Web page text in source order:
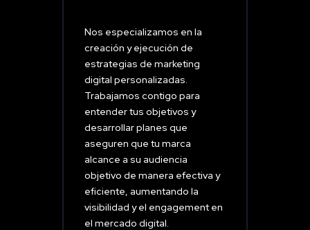
Nos especializamos en la
creación y ejecución de
estrategias de marketing
digital personalizadas.
Trabajamos contigo para
entender tus objetivos y
desarrollar planes que
aseguren que tu marca
alcance a su audiencia
objetivo de manera efectiva y
eficiente, aumentando la
visibilidad y el engagement en
el mercado digital.